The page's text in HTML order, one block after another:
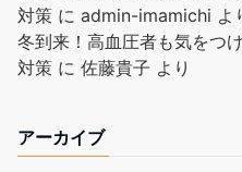
対策 に admin-imamichi よ
冬到来！高血圧者も気をつ
対策 に 佐藤貴子 より
アーカイブ